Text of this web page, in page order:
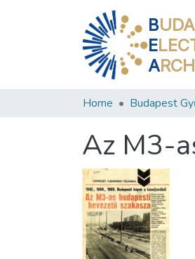
B
E
A
Home Budapest
Az M3-